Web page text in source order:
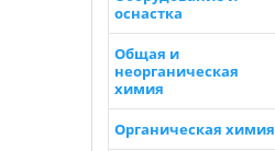
оснастка
Общая и
неорганическая
химия
Органическая химия